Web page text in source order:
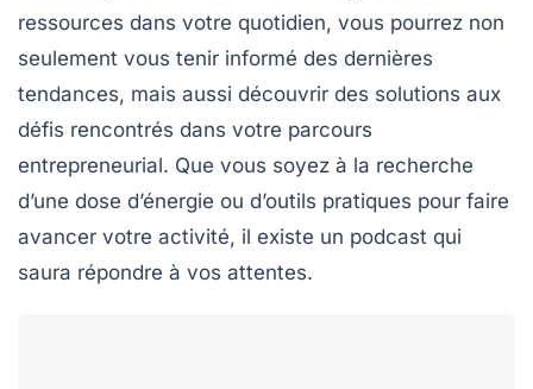
ressources dans votre quotidien, vous pourrez non
seulement vous tenir informé des dernières
tendances, mais aussi découvrir des solutions aux
défis rencontrés dans votre parcours
entrepreneurial. Que vous soyez à la recherche
d’une dose d’énergie ou d’outils pratiques pour faire
avancer votre activité, il existe un podcast qui
saura répondre à vos attentes.